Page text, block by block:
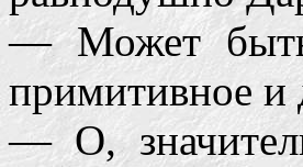
— Может
примитивное и
— О,